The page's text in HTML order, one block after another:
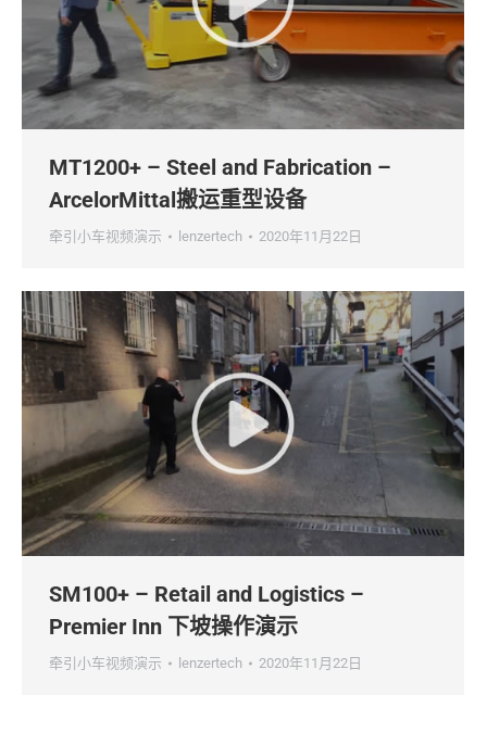
MT1200+ – Steel and Fabrication –
ArcelorMittal搬运重型设备
牵引小车视频演示 lenzertech 2020年11月22日
SM100+ – Retail and Logistics –
Premier Inn 下坡操作演示
牵引小车视频演示 lenzertech 2020年11月22日